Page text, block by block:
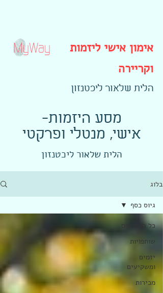
אימון אישי ליזמות
וקריירה
הלית שלאור ליכטנזון
-מסע היזמות
אישי, מנטלי ופרקטי
הלית שלאור ליכטנזון
בלוג
כל הפוסטים
שותפויות
יזמים
ומשקיעים
מכירות
גיוס כסף